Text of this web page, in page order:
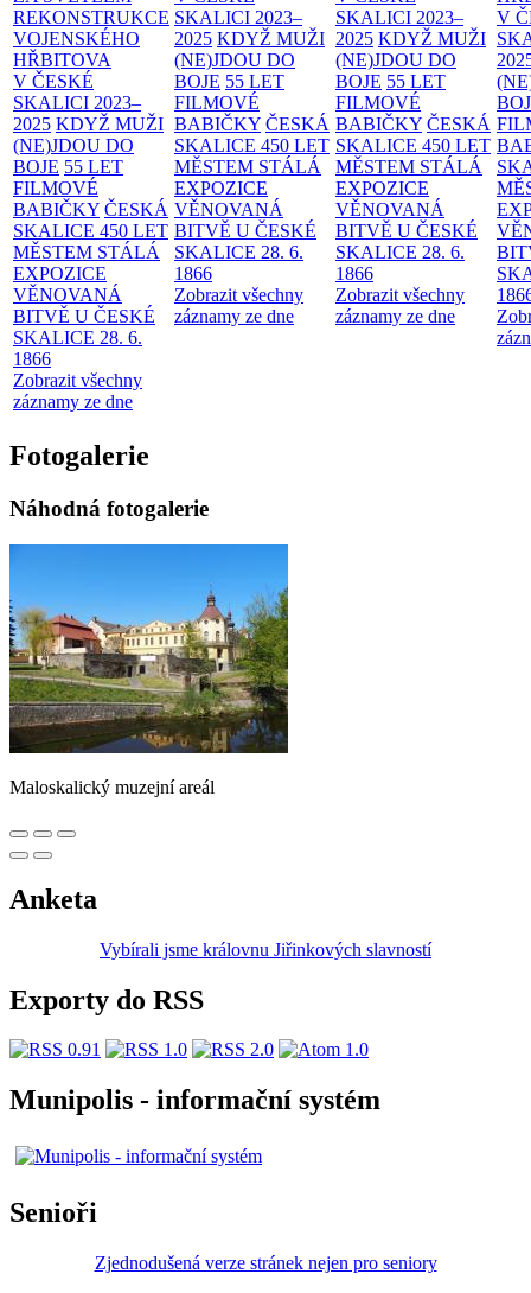
REKONSTRUKCE
VOJENSKÉHO
HŘBITOVA
V ČESKÉ
SKALICI 2023–
2025 KDYŽ MUŽI
(NE)JDOU DO
BOJE 55 LET
FILMOVÉ
BABIČKY ČESKÁ
SKALICE 450 LET
MĚSTEM STÁLÁ
EXPOZICE
VĚNOVANÁ
BITVĚ U ČESKÉ
SKALICE 28. 6.
1866
Zobrazit všechny
záznamy ze dne
SKALICI 2023–
2025 KDYŽ MUŽI
(NE)JDOU DO
BOJE 55 LET
FILMOVÉ
BABIČKY ČESKÁ
SKALICE 450 LET
MĚSTEM STÁLÁ
EXPOZICE
VĚNOVANÁ
BITVĚ U ČESKÉ
SKALICE 28. 6.
1866
Zobrazit všechny
záznamy ze dne
SKALICI 2023–
2025 KDYŽ MUŽI
(NE)JDOU DO
BOJE 55 LET
FILMOVÉ
BABIČKY ČESKÁ
SKALICE 450 LET
MĚSTEM STÁLÁ
EXPOZICE
VĚNOVANÁ
BITVĚ U ČESKÉ
SKALICE 28. 6.
1866
Zobrazit všechny
záznamy ze dne
V
Fotogalerie
Náhodná fotogalerie
Maloskalický muzejní areál
Anketa
Vybírali jsme královnu Jiřinkových slavností
Exporty do RSS
Munipolis - informační systém
Senioři
Zjednodušená verze stránek nejen pro seniory